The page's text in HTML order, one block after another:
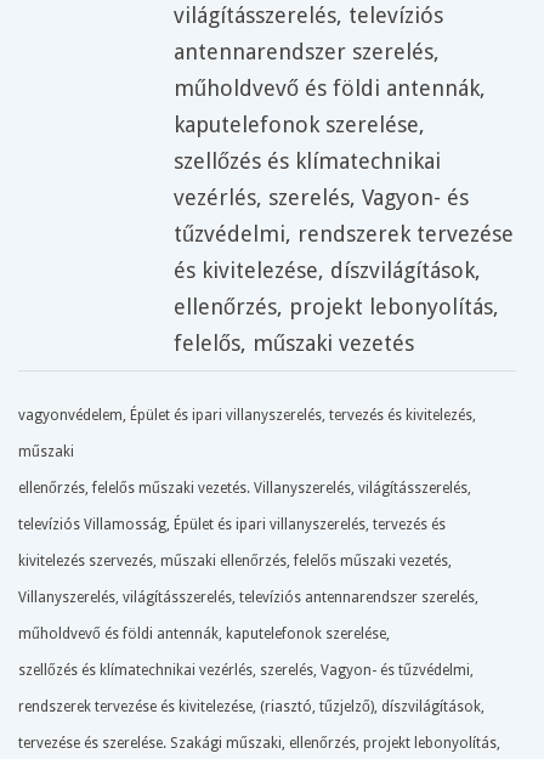
világításszerelés, televíziós
antennarendszer szerelés,
műholdvevő és földi antennák,
kaputelefonok szerelése,
szellőzés és klímatechnikai
vezérlés, szerelés,Vagyon- és
tűzvédelmi, rendszerek tervezése
és kivitelezése, díszvilágítások,
ellenőrzés, projekt lebonyolítás,
felelős, műszaki vezetés
vagyonvédelem, Épület és ipari villanyszerelés, tervezés és kivitelezés,
műszaki
ellenőrzés, felelős műszaki vezetés. Villanyszerelés, világításszerelés,
televíziós Villamosság, Épület és ipari villanyszerelés, tervezés és
kivitelezés szervezés, műszaki ellenőrzés, felelős műszaki vezetés,
Villanyszerelés, világításszerelés, televíziós antennarendszer szerelés,
műholdvevő és földi antennák, kaputelefonok szerelése,
szellőzés és klímatechnikai vezérlés, szerelés, Vagyon- és tűzvédelmi,
rendszerek tervezése és kivitelezése, (riasztó, tűzjelző), díszvilágítások,
tervezése és szerelése. Szakági műszaki, ellenőrzés, projekt lebonyolítás,